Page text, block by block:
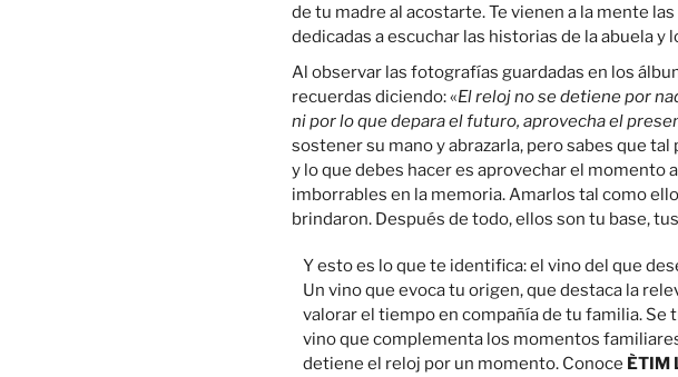
de tu madre al acostarte. Te vienen a la mente
dedicadas a escuchar las historias de la abuela y
Al observar las fotografías guardadas en los
recuerdas diciendo: «El reloj no se detiene por
ni por lo que depara el futuro, aprovecha el
sostener su mano y abrazarla, pero sabes que
y lo que debes hacer es aprovechar el
imborrables en la memoria. Amarlos tal como
brindaron. Después de todo, ellos son tu base,
Y esto es lo que te identifica: el vino del que
Un vino que evoca tu origen, que destaca la
valorar el tiempo en compañía de tu familia. Se
vino que complementa los momentos
detiene el reloj por un momento. Conoce ÈTIM